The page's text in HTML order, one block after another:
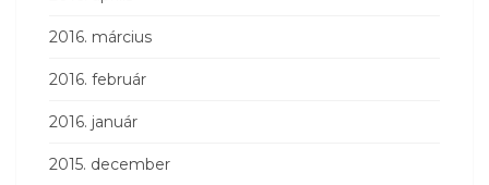
2016. március
2016. február
2016. január
2015. december